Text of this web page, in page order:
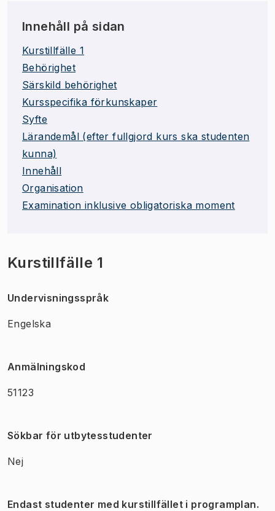
Innehåll på sidan
Kurstillfälle 1
Behörighet
Särskild behörighet
Kursspecifika förkunskaper
Syfte
Lärandemål (efter fullgjord kurs ska studenten
kunna)
Innehåll
Organisation
Examination inklusive obligatoriska moment
Kurstillfälle 1
Undervisningsspråk
Engelska
Anmälningskod
51123
Sökbar för utbytesstudenter
Nej
Endast studenter med kurstillfället i programplan.